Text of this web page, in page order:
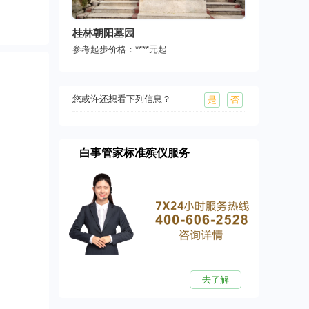
桂林朝阳墓园
参考起步价格： ****元起
您或许还想看下列信息？ 是 否
白事管家标准殡仪服务
去了解